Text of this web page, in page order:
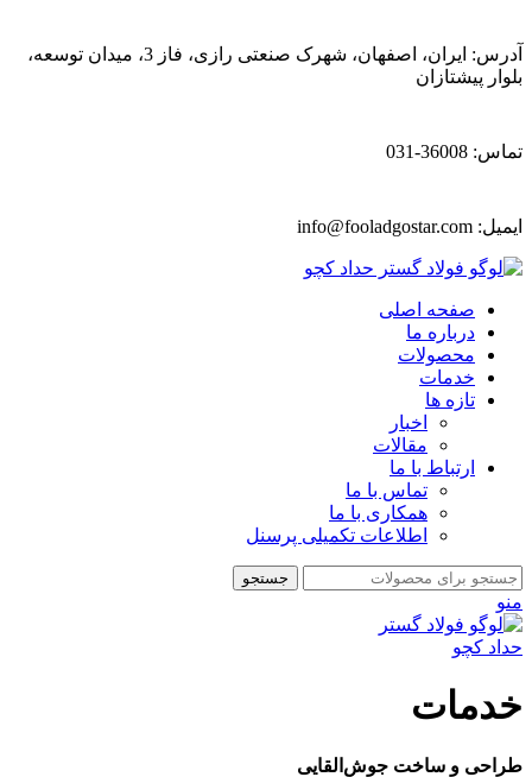
آدرس: ایران، اصفهان، شهرک صنعتی رازی، فاز 3، میدان توسعه،
بلوار پیشتازان
تماس: 36008-031
ایمیل: info@fooladgostar.com
صفحه اصلی
درباره ما
محصولات
خدمات
تازه ها
اخبار
مقالات
ارتباط با ما
تماس با ما
همکاری با ما
اطلاعات تکمیلی پرسنل
جستجو
منو
خدمات
طراحی و ساخت جوش‌القایی